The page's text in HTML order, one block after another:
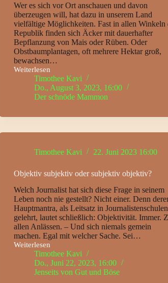
Wer es sich vor Ort anschauen und davon
überzeugen will, hat dazu in unserem Land
vielfältige Möglichkeiten. Fast in allen Winkeln
Republik finden sich Äcker mit dauerhafter
Bepflanzung von Mais oder Rüben. Oder
Obstbaumplantagen, oft mehrere Hektar groß,
bewachsen…
Weiterlesen
Ein
ökologisches
Desaster
Monokultur
Timothee Kavi
Do., August 3, 2023, 16:00
Der schnöde Mammon
Timothee Kavi 22. Juni 2023 16:00
Objektiv subjektiv oder subjektiv objektiv?
Welch Journalist hat sich diese Frage in seinem
Leben noch nie gestellt? Nicht einer. Denn
Hauptmantra, als Leitsatz in Journalistenschulen
gelehrt, lautet schließlich: Objektivität. Immer.
allen Anlässen. – Und sich niemals gemein
machen. Egal mit welcher Sache. Sei…
Weiterlesen
Objektiv
subjektiv
subjektiv
Timothee Kavi
Do., Juni 22, 2023, 16:00
Jenseits von Gut und Böse